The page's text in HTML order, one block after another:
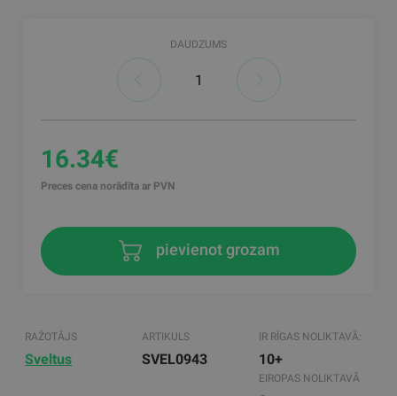
DAUDZUMS
16.34€
Preces cena norādīta ar PVN
pievienot grozam
RAŽOTĀJS
Sveltus
ARTIKULS
SVEL0943
IR RĪGAS NOLIKTAVĀ:
10+
EIROPAS NOLIKTAVĀ